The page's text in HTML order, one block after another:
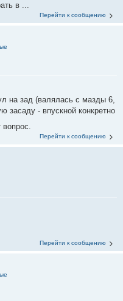
в ...
Перейти к сообщению
на зад (валялась с мазды 6,
засаду - впускной конкретно
Перейти к сообщению
Перейти к сообщению